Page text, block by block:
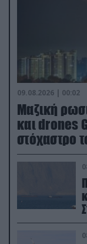
09.08.2026 | 00:02
Μαζική
και drones
στόχαστρο